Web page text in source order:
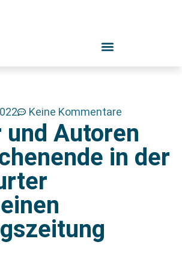
Keine Kommentare
und Autoren
in der